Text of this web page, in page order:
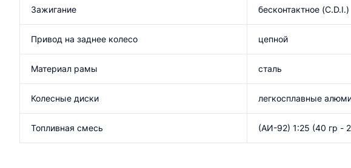
Зажигание бесконтактное (С.D.I.)
Привод на заднее колесо цепной
Материал рамы сталь
Колесные диски легкосплавные
Топливная смесь (АИ-92) 1:25 (40 гр -